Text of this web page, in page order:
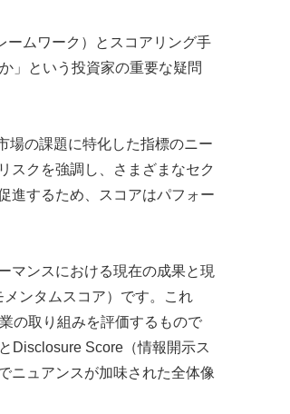
ームワーク）とスコアリング手
」という投資家の重要な疑問
場の課題に特化した指標のニー
スクを強調し、さまざまなセク
進するため、スコアはパフォー
マンスにおける現在の成果と現
ンタムスコア）です。これ
の取り組みを評価するもので
Disclosure Score（情報開示ス
ニュアンスが加味された全体像